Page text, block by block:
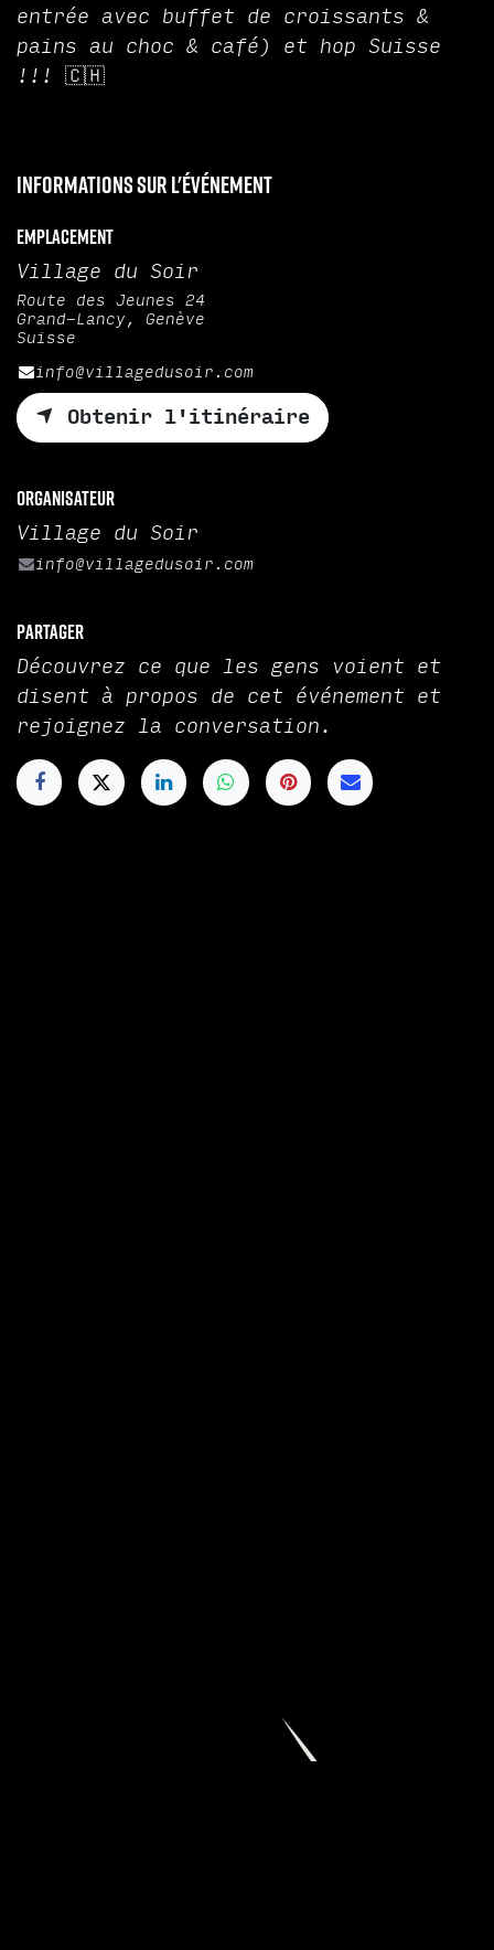
entrée avec buffet de croissants &
pains au choc & café) et hop Suisse
!!! 🇨🇭
Informations sur l'événement
Emplacement
Village du Soir
Route des Jeunes 24
Grand-Lancy, Genève
Suisse
info@villagedusoir.com
Obtenir l'itinéraire
Organisateur
Village du Soir
info@villagedusoir.com
Partager
Découvrez ce que les gens voient et
disent à propos de cet événement et
rejoignez la conversation.